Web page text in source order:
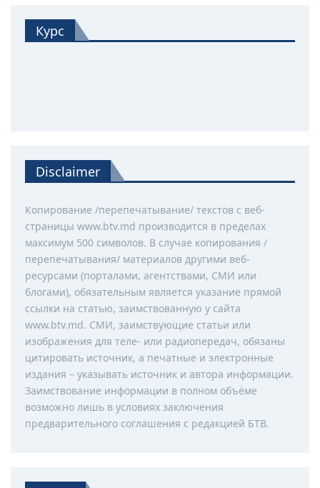
Курс
Disclaimer
Копирование /перепечатывание/ текстов с веб-
страницы www.btv.md производится в пределах
максимум 500 символов. В случае копирования /
перепечатывания/ материалов другими веб-
ресурсами (порталами, агентствами, СМИ или
блогами), обязательным является указание прямой
ссылки на статью, заимствованную у сайта
www.btv.md. СМИ, заимствующие статьи или
изображения для теле- или радиопередач, обязаны
цитировать источник, а печатные и электронные
издания – указывать источник и автора информации.
Заимствование информации в полном объёме
возможно лишь в условиях заключения
предварительного соглашения с редакцией БТВ.